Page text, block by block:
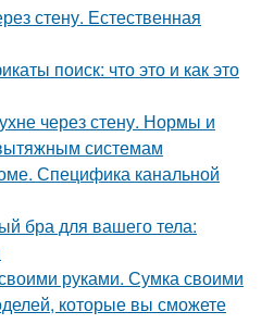
стену. Естественная
поиск: что это и как это
через стену. Нормы и
системам
Специфика канальной
бра для вашего тела:
руками. Сумка своими
которые вы сможете